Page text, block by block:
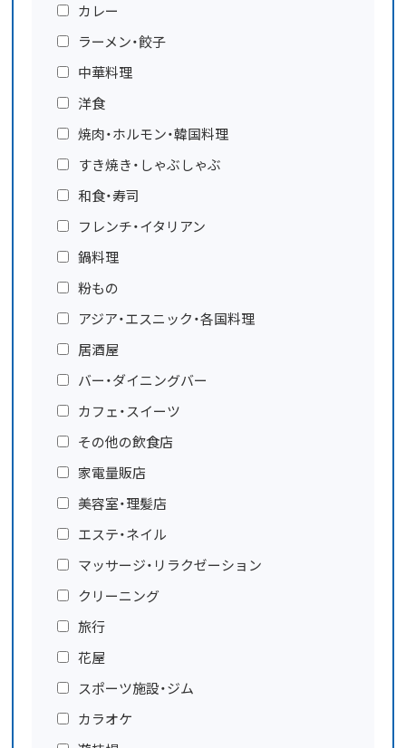
カレー
ラーメン・餃子
中華料理
洋食
焼肉・ホルモン・韓国料理
すき焼き・しゃぶしゃぶ
和食・寿司
フレンチ・イタリアン
鍋料理
粉もの
アジア・エスニック・各国料理
居酒屋
バー・ダイニングバー
カフェ・スイーツ
その他の飲食店
家電量販店
美容室・理髪店
エステ・ネイル
マッサージ・リラクゼーション
クリーニング
旅行
花屋
スポーツ施設・ジム
カラオケ